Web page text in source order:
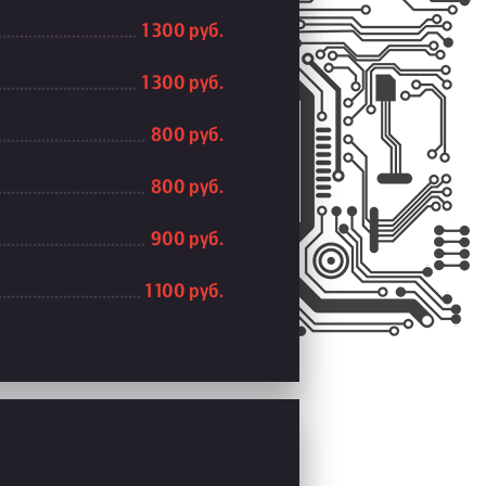
1 300 руб.
1 300 руб.
800 руб.
800 руб.
900 руб.
1 100 руб.